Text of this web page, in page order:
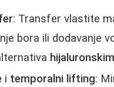
: Transfer vlastite
bora ili dodavanje
i temporalni lifting: